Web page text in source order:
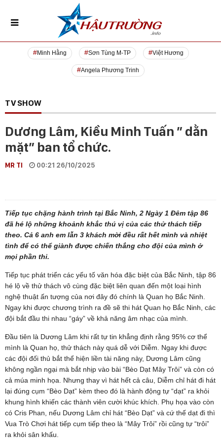
Minh Hằng Sơn Tùng M-TP Việt Hương
Angela Phương Trinh
TV SHOW
Dương Lâm, Kiều Minh Tuấn ” dằn
mặt” ban tổ chức.
MR TI 00:21 26/10/2025
Tiếp tục chặng hành trình tại Bắc Ninh, 2 Ngày 1 Đêm tập 86
đã hé lộ những khoảnh khắc thú vị của các thử thách tiếp
theo. Cả 6 anh em lẫn 3 khách mời đều rất hết mình và nhiệt
tình để có thể giành được chiến thắng cho đội của mình ở
mọi phần thi.
Tiếp tục phát triển các yếu tố văn hóa đặc biệt của Bắc Ninh, tập 86
hé lộ về thử thách vô cùng đặc biệt liên quan đến một loại hình
nghệ thuật ấn tượng của nơi đây đó chính là Quan họ Bắc Ninh.
Ngay khi được chương trình ra đề sẽ thi hát Quan họ Bắc Ninh, các
đội bắt đầu thi nhau “gáy” về khả năng âm nhạc của mình.
Đầu tiên là Dương Lâm khi rất tự tin khẳng định rằng 95% cơ thể
mình là Quan họ, thử thách này quá dễ với Diễm. Ngay khi được
các đội đối thủ bắt thể hiện liền tài năng này, Dương Lâm cũng
không ngần ngại mà bắt nhịp vào bài “Bèo Dạt Mây Trôi” và còn có
cả múa minh họa. Nhưng thay vì hát hết cả câu, Diễm chỉ hát đi hát
lại đúng cụm “Bèo Dạt” kèm theo đó là hành động tự “dạt” ra khỏi
khung hình khiến các thành viên cười khúc khích. Phụ họa vào còn
có Cris Phan, nếu Dương Lâm chỉ hát “Bèo Dạt” và cứ thế dạt đi thì
Vua Trò Chơi hát tiếp cụm tiếp theo là “Mây Trôi” rồi cũng tự “trôi”
ra khỏi sân khấu.